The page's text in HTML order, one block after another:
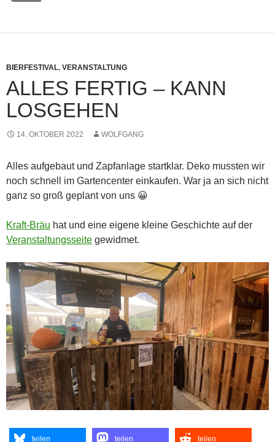
BIERFESTIVAL, VERANSTALTUNG
ALLES FERTIG – KANN
LOSGEHEN
14. OKTOBER 2022 WOLFGANG
Alles aufgebaut und Zapfanlage startklar. Deko mussten wir
noch schnell im Gartencenter einkaufen. War ja an sich nicht
ganz so groß geplant von uns 😀
Kraft-Bräu hat und eine eigene kleine Geschichte auf der
Veranstaltungsseite gewidmet.
teilen teilen teilen